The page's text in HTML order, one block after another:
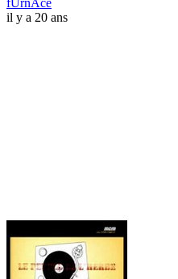
fUrnAce
il y a 20 ans